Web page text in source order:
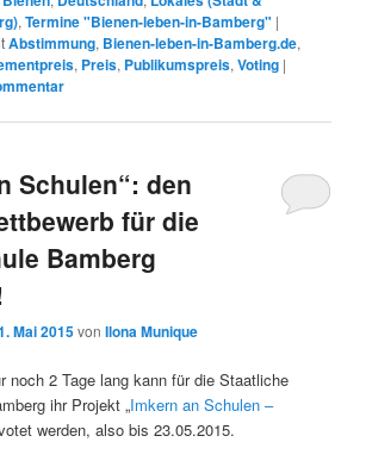
,Termine "Bienen-leben-in-Bamberg" |
Abstimmung, Bienen-leben-in-Bamberg.de,
, Preis, Publikumspreis,Voting |
Schulen“: den
für die
Bamberg
Mai 2015vonIlona Munique
noch 2 Tage lang kann für die Staatliche
ihr Projekt „Imkern an Schulen –
werden, also bis 23.05.2015.